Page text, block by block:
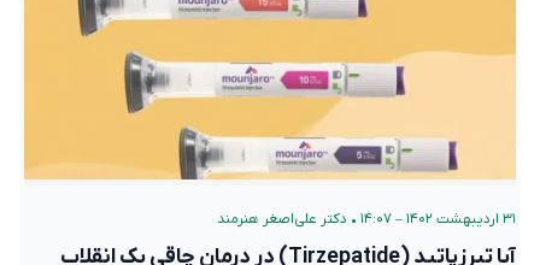
۳۱ اردیبهشت ۱۴۰۲ – ۱۴:۰۷ • دکتر علی‌اصغر هنرمند
آیا تیرزپاتید (Tirzepatide) در درمان چاقی یک انقلاب